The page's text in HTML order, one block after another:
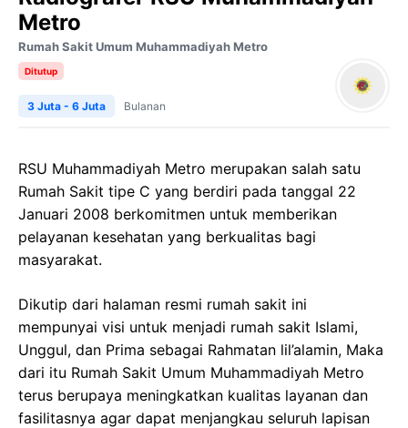
Metro
Rumah Sakit Umum Muhammadiyah Metro
Ditutup
3 Juta - 6 Juta Bulanan
RSU Muhammadiyah Metro merupakan salah satu
Rumah Sakit tipe C yang berdiri pada tanggal 22
Januari 2008 berkomitmen untuk memberikan
pelayanan kesehatan yang berkualitas bagi
masyarakat.
Dikutip dari halaman resmi rumah sakit ini
mempunyai visi untuk menjadi rumah sakit Islami,
Unggul, dan Prima sebagai Rahmatan lil’alamin, Maka
dari itu Rumah Sakit Umum Muhammadiyah Metro
terus berupaya meningkatkan kualitas layanan dan
fasilitasnya agar dapat menjangkau seluruh lapisan